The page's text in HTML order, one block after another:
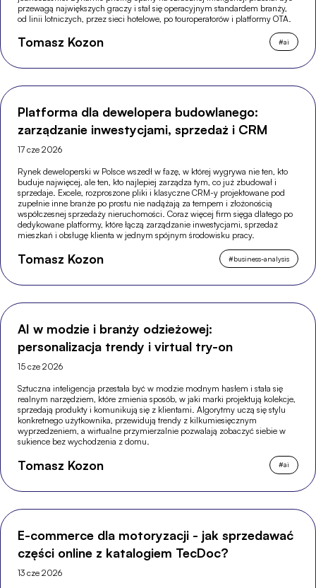
przewagą największych graczy i stał się operacyjnym standardem branży,
od linii lotniczych, przez sieci hotelowe, po touroperatorów i platformy OTA.
Tomasz Kozon #ai
Platforma dla dewelopera budowlanego:
zarządzanie inwestycjami, sprzedaż i CRM
17 cze 2026
Rynek deweloperski w Polsce wszedł w fazę, w której wygrywa nie ten, kto
buduje najwięcej, ale ten, kto najlepiej zarządza tym, co już zbudował i
sprzedaje. Excele, rozproszone pliki i klasyczne CRM-y projektowane pod
zupełnie inne branże po prostu nie nadążają za tempem i złożonością
współczesnej sprzedaży nieruchomości. Coraz więcej firm sięga dlatego po
dedykowane platformy, które łączą zarządzanie inwestycjami, sprzedaż
mieszkań i obsługę klienta w jednym spójnym środowisku pracy.
Tomasz Kozon #business-analysis
AI w modzie i branży odzieżowej:
personalizacja trendy i virtual try-on
15 cze 2026
Sztuczna inteligencja przestała być w modzie modnym hasłem i stała się
realnym narzędziem, które zmienia sposób, w jaki marki projektują kolekcje,
sprzedają produkty i komunikują się z klientami. Algorytmy uczą się stylu
konkretnego użytkownika, przewidują trendy z kilkumiesięcznym
wyprzedzeniem, a wirtualne przymierzalnie pozwalają zobaczyć siebie w
sukience bez wychodzenia z domu.
Tomasz Kozon #ai
E-commerce dla motoryzacji - jak sprzedawać
części online z katalogiem TecDoc?
13 cze 2026